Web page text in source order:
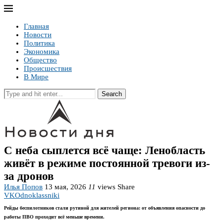
Главная
Новости
Политика
Экономика
Общество
Происшествия
В Мире
Search
С неба сыплется всё чаще: Ленобласть
живёт в режиме постоянной тревоги из-
за дронов
Илья Попов 13 мая, 2026 11 views Share
VKOdnoklassniki
Рейды беспилотников стали рутиной для жителей региона: от объявления опасности до
работы ПВО проходит всё меньше времени.